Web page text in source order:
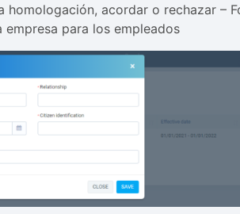
homologación, acordar o rechazar –
para los empleados